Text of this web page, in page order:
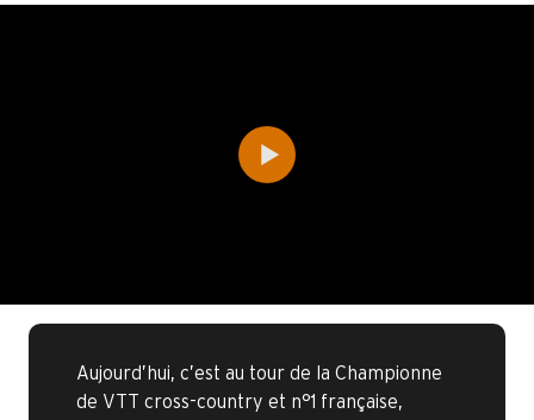
Aujourd’hui, c’est au tour de la Championne
de VTT cross-country et n°1 française,